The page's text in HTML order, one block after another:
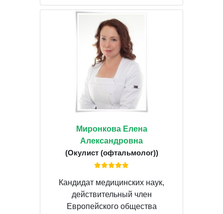
Миронкова Елена
Александровна
(Окулист (офтальмолог))
Кандидат медицинских наук,
действительный член
Европейского общества